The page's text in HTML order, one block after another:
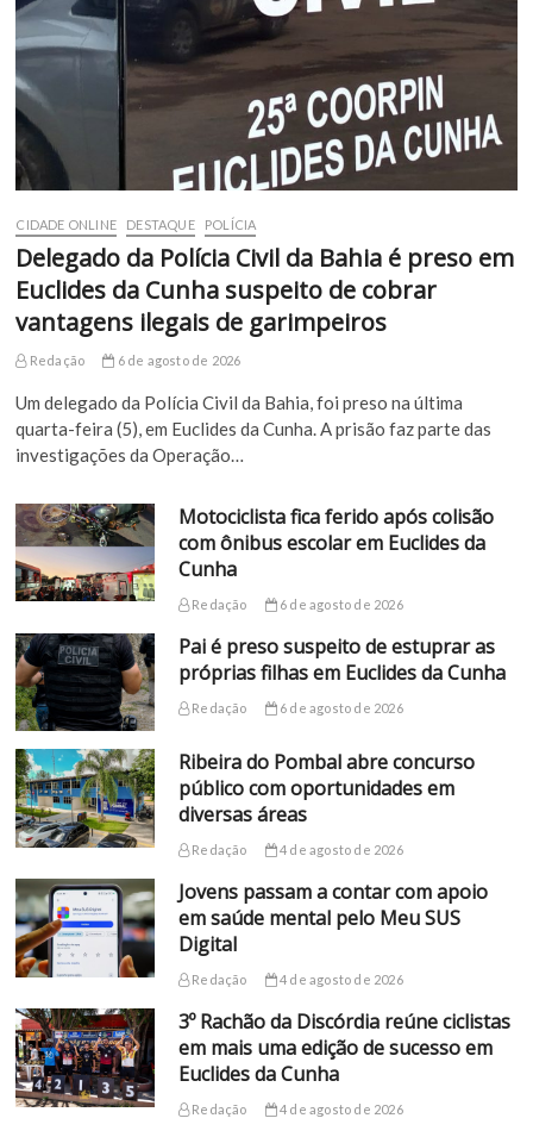
CIDADE ONLINE DESTAQUE POLÍCIA
Delegado da Polícia Civil da Bahia é preso em
Euclides da Cunha suspeito de cobrar
vantagens ilegais de garimpeiros
Redação 6 de agosto de 2026
Um delegado da Polícia Civil da Bahia, foi preso na última
quarta-feira (5), em Euclides da Cunha. A prisão faz parte das
investigações da Operação…
Motociclista fica ferido após colisão
com ônibus escolar em Euclides da
Cunha
Redação 6 de agosto de 2026
Pai é preso suspeito de estuprar as
próprias filhas em Euclides da Cunha
Redação 6 de agosto de 2026
Ribeira do Pombal abre concurso
público com oportunidades em
diversas áreas
Redação 4 de agosto de 2026
Jovens passam a contar com apoio
em saúde mental pelo Meu SUS
Digital
Redação 4 de agosto de 2026
3º Rachão da Discórdia reúne ciclistas
em mais uma edição de sucesso em
Euclides da Cunha
Redação 4 de agosto de 2026